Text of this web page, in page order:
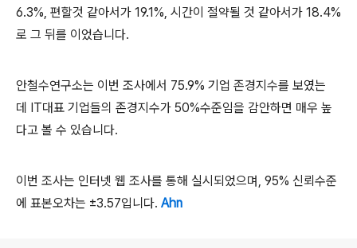
6.3%, 편할것 같아서가 19.1%, 시간이 절약될 것 같아서가 18.4%
로 그 뒤를 이었습니다.
안철수연구소는 이번 조사에서 75.9% 기업 존경지수를 보였는
데 IT대표 기업들의 존경지수가 50%수준임을 감안하면 매우 높
다고 볼 수 있습니다.
이번 조사는 인터넷 웹 조사를 통해 실시되었으며, 95% 신뢰수준
에 표본오차는 ±3.57입니 다. Ahn